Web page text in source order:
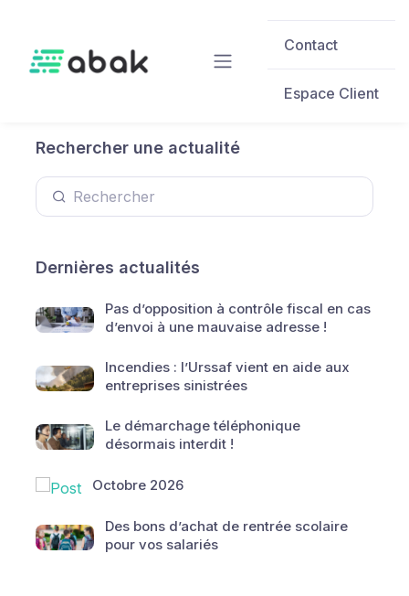
Contact
Espace Client
Rechercher une actualité
Dernières actualités
Pas d’opposition à contrôle fiscal en cas
d’envoi à une mauvaise adresse !
Incendies : l’Urssaf vient en aide aux
entreprises sinistrées
Le démarchage téléphonique
désormais interdit !
Octobre 2026
Des bons d’achat de rentrée scolaire
pour vos salariés